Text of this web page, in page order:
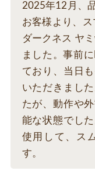
2025年12月、
お客様より、ス
ダークネス ヤ
ました。事前
ており、当日
いただきまし
たが、動作や
能な状態でし
使用して、ス
す。